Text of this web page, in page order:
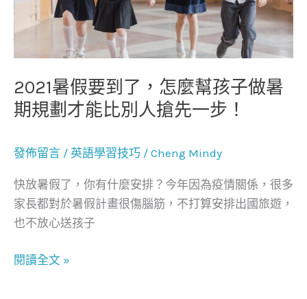
學
習
2021暑假要到了，怎麼幫孩子做暑
期規劃才能比別人搶先一步！
發佈留言 / 英語學習技巧 / Cheng Mindy
快放暑假了，你有什麼安排？今年因為疫情關係，很多
家長都對於暑假計畫很傷腦筋，不打算安排出國旅遊，
也不放心送孩子
了，
怎
麼
孩
子
暑
規
劃
才
比
閱讀全文 »